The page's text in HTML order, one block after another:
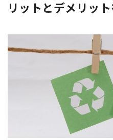
リットとデメリッ